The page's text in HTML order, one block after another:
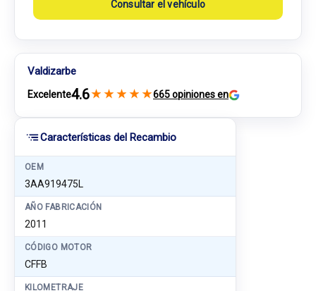
Características del Recambio
OEM
3AA919475L
AÑO FABRICACIÓN
2011
CÓDIGO MOTOR
CFFB
KILOMETRAJE
Consultar el vehículo
Valdizarbe
Excelente4.6★ ★ ★ ★ ★665 opiniones en